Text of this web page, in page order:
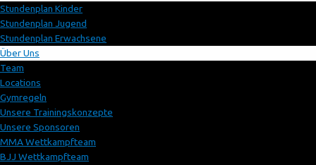
Stundenplan Kinder
Stundenplan Jugend
Stundenplan Erwachsene
Über Uns
Team
Locations
Gymregeln
Unsere Trainingskonzepte
Unsere Sponsoren
MMA Wettkampfteam
BJJ Wettkampfteam